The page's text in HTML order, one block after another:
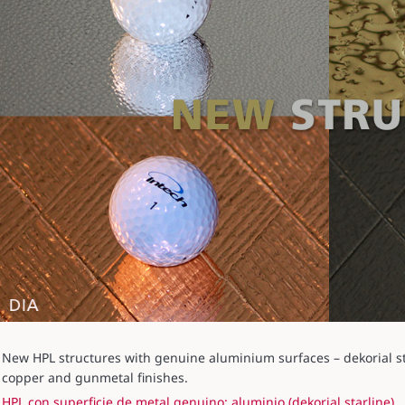
New HPL structures with genuine aluminium surfaces – dekorial
copper and gunmetal finishes.